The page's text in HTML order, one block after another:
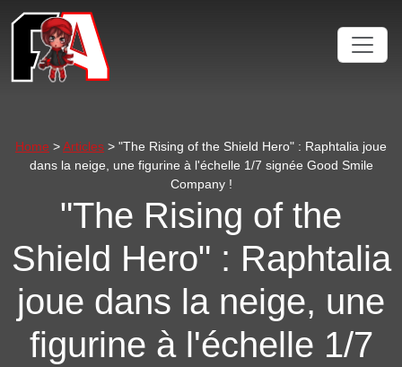
Home >Articles > "The Rising of the Shield Hero" : Raphtalia joue
dans la neige, une figurine à l'échelle 1/7 signée Good Smile
Company !
"The Rising of the
Shield Hero" : Raphtalia
joue dans la neige, une
figurine à l'échelle 1/7